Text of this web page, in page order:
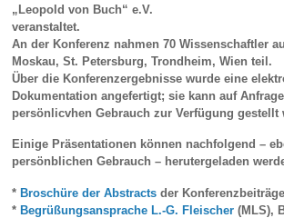
„Leopold von Buch“ e.V.
veranstaltet.
An der Konferenz nahmen 70 Wissenschaftler
Moskau, St. Petersburg, Trondheim, Wien teil.
Über die Konferenzergebnisse wurde eine
Dokumentation angefertigt; sie kann auf
persönlicvhen Gebrauch zur Verfügung gestellt
Einige Präsentationen können nachfolgend –
persönblichen Gebrauch – herutergeladen
*Broschüre der Abstractsder
*Begrüßungsansprache L.-G. Fleischer(MLS),